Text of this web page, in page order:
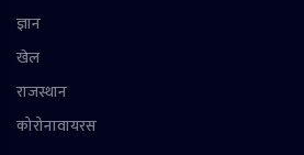
ज्ञान
खेल
राजस्थान
कोरोनावायरस